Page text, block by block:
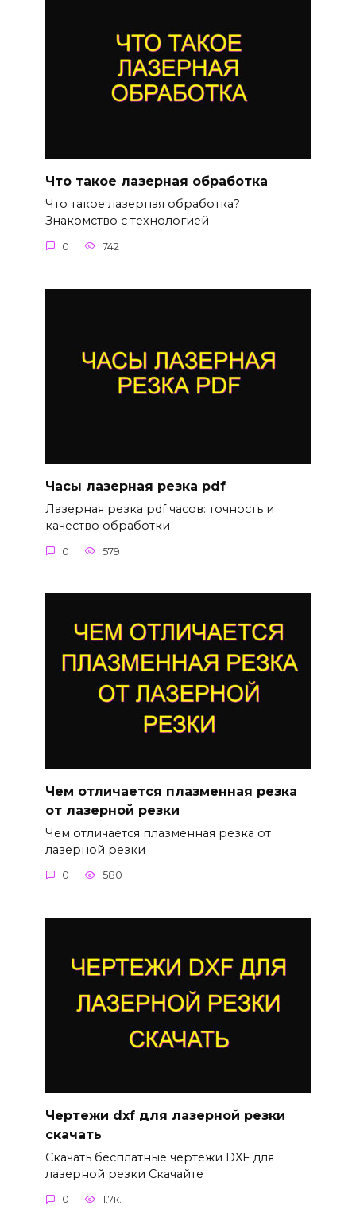
Что такое лазерная обработка
Что такое лазерная обработка?
Знакомство с технологией
0 742
Часы лазерная резка pdf
Лазерная резка pdf часов: точность и
качество обработки
0 579
Чем отличается плазменная резка
от лазерной резки
Чем отличается плазменная резка от
лазерной резки
0 580
Чертежи dxf для лазерной резки
скачать
Скачать бесплатные чертежи DXF для
лазерной резки Скачайте
0 1.7к.